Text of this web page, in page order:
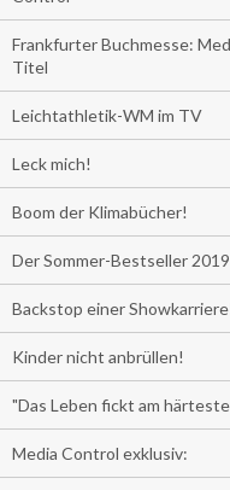
Frankfurter Buchmesse:
Titel
Leichtathletik-WM im TV
Leck mich!
Boom der Klimabücher!
Der Sommer-Bestseller 2019
Backstop einer
Kinder nicht anbrüllen!
"Das Leben fickt am
Media Control exklusiv: